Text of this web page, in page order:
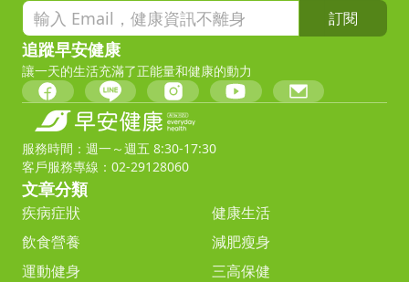
訂閱
追蹤早安健康
讓一天的生活充滿了正能量和健康的動力
服務時間：週一～週五 8:30-17:30
客戶服務專線：02-29128060
文章分類
疾病症狀
健康生活
飲食營養
減肥瘦身
運動健身
三高保健